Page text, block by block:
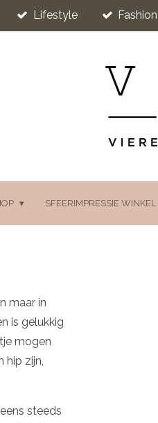
Lifestyle Fashion
SFEERIMPRESSIE WINKEL
maar in
is gelukkig
mogen
hip zijn,
steeds